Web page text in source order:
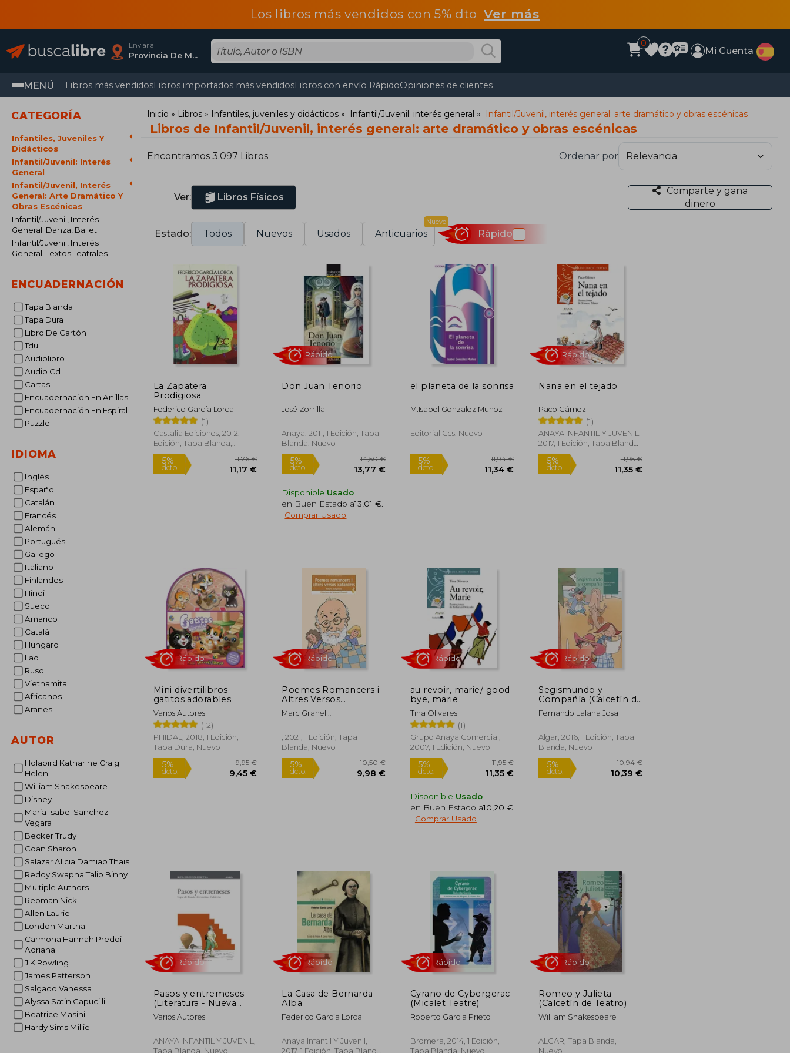
Los libros más vendidos con 5% dtoVer más
Enviar a
Provincia De Madrid
0
Mi Cuenta
MENÚ Libros más vendidosLibros importados más vendidosLibros con envío RápidoOpiniones de clientes
CATEGORÍA
Infantiles, Juveniles Y
Didácticos
Infantil/Juvenil: Interés
General
Infantil/Juvenil, Interés
General: Arte Dramático Y
Obras Escénicas
Infantil/Juvenil, Interés
General: Danza, Ballet
Infantil/Juvenil, Interés
General: Textos Teatrales
ENCUADERNACIÓN
Tapa Blanda
Tapa Dura
Libro De Cartón
Tdu
Audiolibro
Audio Cd
Cartas
Encuadernacion En Anillas
Encuadernación En Espiral
Puzzle
IDIOMA
Inglés
Español
Catalán
Francés
Alemán
Portugués
Gallego
Italiano
Finlandes
Hindi
Sueco
Amarico
Catalá
Hungaro
Lao
Ruso
Vietnamita
Africanos
Aranes
AUTOR
Holabird Katharine Craig
Helen
William Shakespeare
Disney
Maria Isabel Sanchez
Vegara
Becker Trudy
Coan Sharon
Salazar Alicia Damiao Thais
Reddy Swapna Talib Binny
Multiple Authors
Rebman Nick
Allen Laurie
London Martha
Carmona Hannah Predoi
Adriana
J K Rowling
James Patterson
Salgado Vanessa
Alyssa Satin Capucilli
Beatrice Masini
Hardy Sims Millie
Inicio Libros Infantiles, juveniles y didácticos Infantil/Juvenil: interés general Infantil/Juvenil, interés general: arte dramático y obras escénicas
Libros de Infantil/Juvenil, interés general: arte dramático y obras escénicas
Encontramos 3.097 Libros Ordenar por
Ver: Libros Físicos
Comparte y gana
dinero
Estado: Todos Nuevos Usados Anticuarios
Nuevo
Rápido
La Zapatera
Prodigiosa
Federico García Lorca
(1)
Castalia Ediciones, 2012, 1
Edición, Tapa Blanda,
Nuevo
11,76 €
11,17 €
Don Juan Tenorio
José Zorrilla
Anaya, 2011, 1 Edición, Tapa
Blanda, Nuevo
5%
dcto.
Disponible Usado
en Buen Estado a13,01 €
Comprar Usado
el planeta de la sonrisa
M.isabel Gonzalez Muñoz
Editorial Ccs, Nuevo
Nana en el tejado
Paco Gámez
(1)
ANAYA INFANTIL Y JUVENIL,
2017, 1 Edición, Tapa Blanda,
Nuevo
Mini divertilibros -
gatitos adorables
Varios Autores
(12)
PHIDAL, 2018, 1 Edición,
Tapa Dura, Nuevo
Rápido
Poemes Romancers i
Altres Versos
Xafarders: 244 (el
Micalet Galàctic) (en
Marc Granell
, 2021, 1 Edición, Tapa
Blanda, Nuevo
au revoir, marie/ good
bye, marie
Tina Olivares
(1)
Grupo Anaya Comercial,
2007, 1 Edición, Nuevo
Rápido
Disponible Usado
en Buen Estado a10,20 €
Comprar Usado
Segismundo y
Compañía (Calcetín de
Teatro)
Fernando Lalana Josa
Algar, 2016, 1 Edición, Tapa
Blanda, Nuevo
Pasos y entremeses
(Literatura - Nueva
Biblioteca Didáctica)
Varios Autores
ANAYA INFANTIL Y JUVENIL,
Tapa Blanda, Nuevo
La Casa de Bernarda
Alba
Federico García Lorca
Anaya Infantil Y Juvenil,
2017, 1 Edición, Tapa Blanda,
Cyrano de Cybergerac
(Micalet Teatre)
Roberto Garcia Prieto
Bromera, 2014, 1 Edición,
Tapa Blanda, Nuevo
Romeo y Julieta
(Calcetín de Teatro)
William Shakespeare
ALGAR, Tapa Blanda,
Nuevo